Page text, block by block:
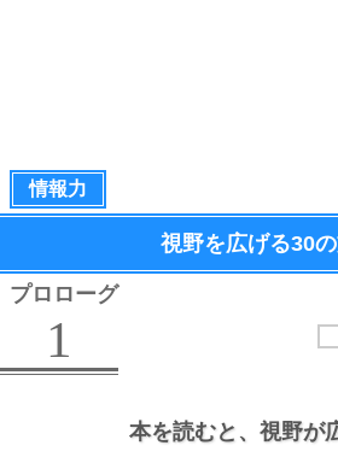
情報力
視野を広げる30
プロローグ
1
本を読むと、 視野が